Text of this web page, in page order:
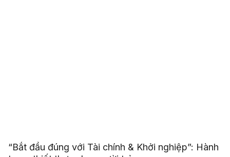
“Bắt đầu đúng với Tài chính & Khởi nghiệp”: Hành